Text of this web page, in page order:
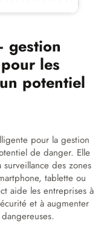
gestion
les
potentiel
pour la gestion
de danger. Elle
des zones
tablette ou
aide les entreprises à
et à augmenter